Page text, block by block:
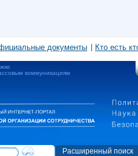
документы Кто есть
коммуникациям
Расширенный поиск